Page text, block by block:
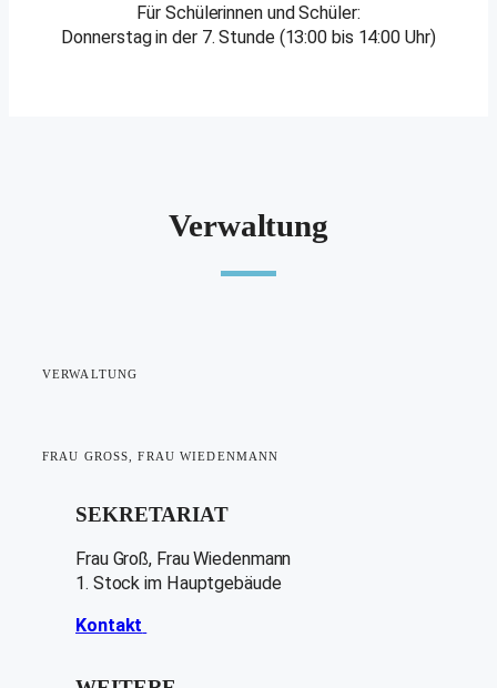
Für Schülerinnen und Schüler:
Donnerstag in der 7. Stunde (13:00 bis 14:00 Uhr)
Verwaltung
VERWALTUNG
FRAU GROSS, FRAU WIEDENMANN
SEKRETARIAT
Frau Groß, Frau Wiedenmann
1. Stock im Hauptgebäude
Kontakt